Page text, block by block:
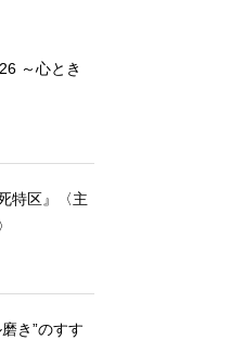
～心とき
特区』〈主
き”のすす